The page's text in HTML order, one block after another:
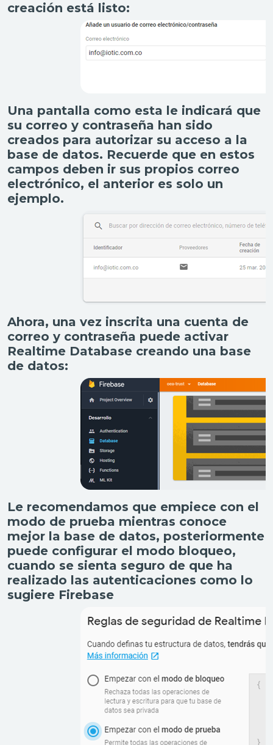
creación está listo:
Una pantalla como esta le indicará que
su correo y contraseña han sido
creados para autorizar su acceso a la
base de datos. Recuerde que en estos
campos deben ir sus propios correo
electrónico, el anterior es solo un
ejemplo.
Ahora, una vez inscrita una cuenta de
correo y contraseña puede activar
Realtime Database creando una base
de datos:
Le recomendamos que empiece con el
modo de prueba mientras conoce
mejor la base de datos, posteriormente
puede configurar el modo bloqueo,
cuando se sienta seguro de que ha
realizado las autenticaciones como lo
sugiere Firebase